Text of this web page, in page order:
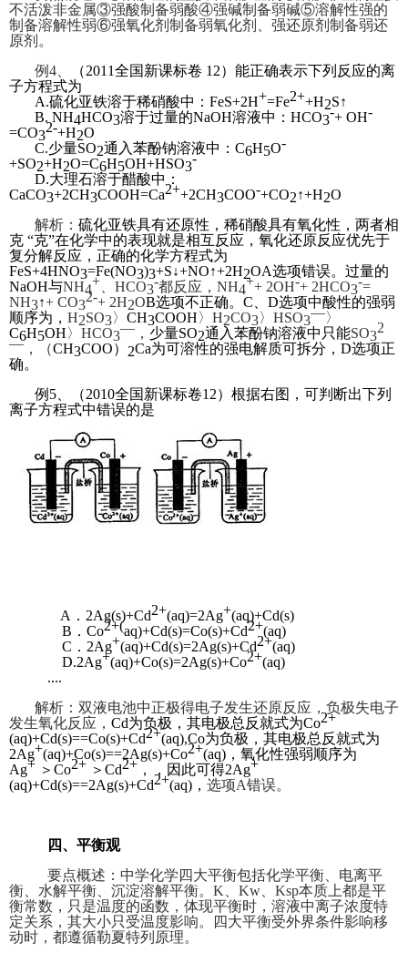
不活泼非金属③强酸制备弱酸④强碱制备弱碱⑤溶解性强的
制备溶解性弱⑥强氧化剂制备弱氧化剂、强还原剂制备弱还
原剂。
例4、
（2011全国新课标卷 12）能正确表示下列反应的离
子方程式为
A.硫化亚铁溶于稀硝酸中：FeS+2H+=Fe2++H2S↑
B. NH4HCO3溶于过量的NaOH溶液中：HCO3
-+ OH-
=CO3
2-+H2O
C.少量SO2通入苯酚钠溶液中：C6H5O-
+SO2+H2O=C6H5OH+HSO3
-
D.大理石溶于醋酸中：
CaCO3+2CH3COOH=Ca2++2CH3COO-+CO2↑+H2O
解析： 硫化亚铁具有还原性，稀硝酸具有氧化性，两者相
克 “克”在化学中的表现就是相互反应，氧化还原反应优先于
复分解反应，正确的化学方程式为
FeS+4HNO3=Fe(NO3)3+S↓+NO↑+2H2OA选项错误。过量的
NaOH与NH4
+ 、HCO3
-都反应， NH4
++ 2OH-+ 2HCO3
-=
NH3↑+ CO3
2-+ 2H2OB选项不正确。C、D选项中酸性的强弱
顺序为， H2SO3〉 CH3COOH〉H2CO3〉HSO3
—〉
C6H5OH〉HCO3
— ， 少量SO2通入苯酚钠溶液中只能SO3
2
— ，（CH3COO） 2Ca为可溶性的强电解质可拆分，D选项正
确。
例5、（2010全国新课标卷12）根据右图，可判断出下列
离子方程式中错误的是
A．2Ag(s)+Cd2+(aq)=2Ag+(aq)+Cd(s)
B．Co2+(aq)+Cd(s)=Co(s)+Cd2+(aq)
C．2Ag+(aq)+Cd(s)=2Ag(s)+Cd2+(aq)
D.2Ag+(aq)+Co(s)=2Ag(s)+Co2+(aq)
....
解析：双液电池中正极得电子发生还原反应，负极失电子
发生氧化反应， Cd为负极，其电极总反就式为Co2+
(aq)+Cd(s)==Co(s)+Cd2+(aq),Co为负极，其电极总反就式为
2Ag+(aq)+Co(s)==2Ag(s)+Co2+(aq)，氧化性强弱顺序为
Ag+ ＞Co2+ ＞Cd2+ ，，因此可得2Ag+
(aq)+Cd(s)==2Ag(s)+Cd2+(aq)， 选项A错误。
四、平衡观
要点概述：中学化学四大平衡包括化学平衡、电离平
衡、水解平衡、沉淀溶解平衡。K、Kw、Ksp本质上都是平
衡常数，只是温度的函数，体现平衡时，溶液中离子浓度特
定关系，其大小只受温度影响。四大平衡受外界条件影响移
动时，都遵循勒夏特列原理。